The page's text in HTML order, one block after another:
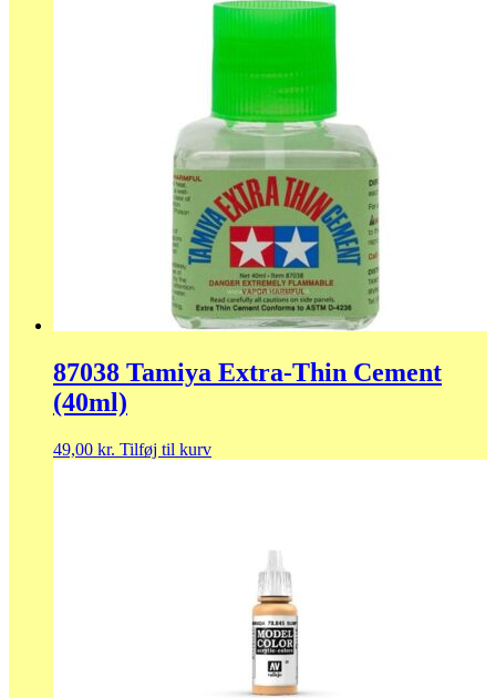
87038 Tamiya Extra-Thin Cement
(40ml)
49,00 kr. Tilføj til kurv